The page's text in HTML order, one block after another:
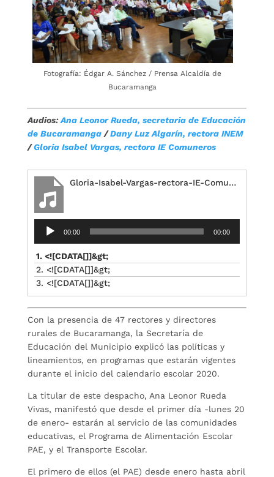
Fotografía: Édgar A. Sánchez / Prensa Alcaldía de
Bucaramanga
Audios:Ana Leonor Rueda, secretaria de Educación
de Bucaramanga/Dany Luz Algarín, rectora INEM
/Gloria Isabel Vargas, rectora IE Comuneros
Gloria-Isabel-Vargas-rectora-IE-Comuneros
Reproductor
00:00 00:00
1. <![CDATA[]]&gt;
2. <![CDATA[]]&gt;
3. <![CDATA[]]&gt;
Con la presencia de 47 rectores y directores
rurales de Bucaramanga, la Secretaría de
Educación del Municipio explicó las políticas y
lineamientos, en programas que estarán vigentes
durante el inicio del calendario escolar 2020.
La titular de este despacho, Ana Leonor Rueda
Vivas, manifestó que desde el primer día -lunes 20
de enero- estarán al servicio de las comunidades
educativas, el Programa de Alimentación Escolar
PAE, y el Transporte Escolar.
El primero de ellos (el PAE) desde enero hasta abril